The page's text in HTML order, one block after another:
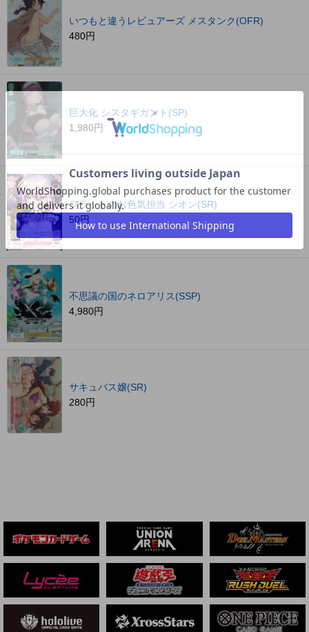
いつもと違うレビュアーズ メスタンク(OFR)
480円
巨大化 シスタギガント(SP)
1,980円
フラットのお色気担当 シオン(SR)
50円
不思議の国のネロアリス(SSP)
4,980円
サキュバス嬢(SR)
280円